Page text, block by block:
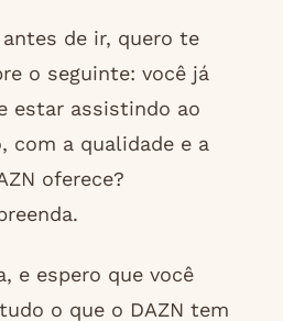
de ir, quero te
o seguinte: você já
estar assistindo ao
com a qualidade e a
oferece?
e espero que você
o que o DAZN tem